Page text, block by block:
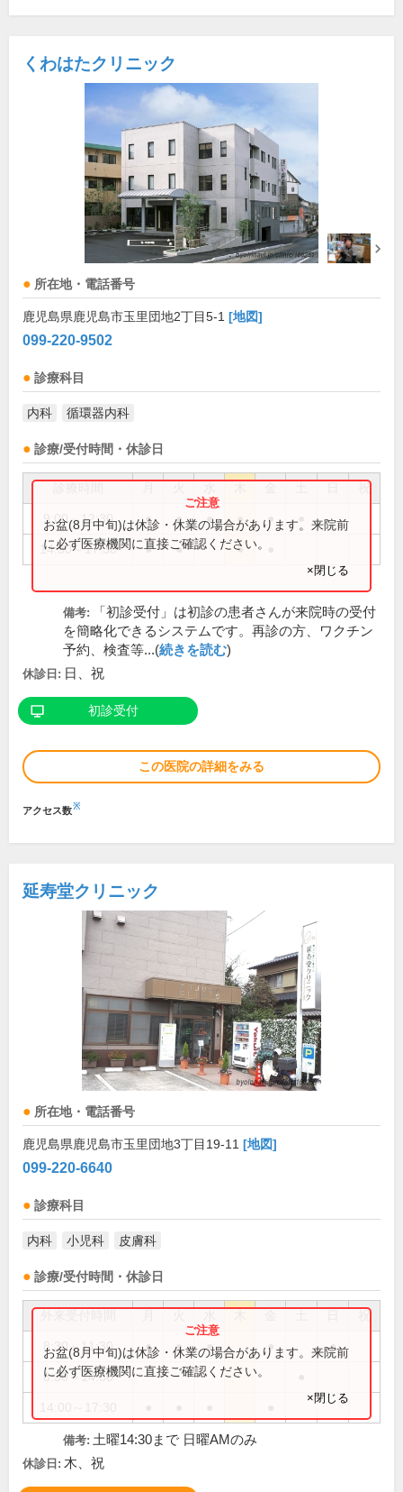
くわはたクリニック
所在地・電話番号
鹿児島県鹿児島市玉里団地2丁目5-1 [地図]
099-220-9502
診療科目
内科 循環器内科
診療/受付時間・休診日
祝
9:00～12:30 ● ● ● ● ●
14:30～17:30 ● ● ●
お盆(8月中旬)は休診・休業の場合があります。来院前
に必ず医療機関に直接ご確認ください。
×閉じる
備考:
「初診受付」は初診の患者さんが来院時の受付
を簡略化できるシステムです。再診の方、ワクチン
予約、検査等...(続きを読む)
休診日: 日、祝
初診受付
この医院の詳細をみる
アクセス数※
延寿堂クリニック
所在地・電話番号
鹿児島県鹿児島市玉里団地3丁目19-11 [地図]
099-220-6640
診療科目
内科 小児科 皮膚科
診療/受付時間・休診日
祝
8:30～11:30 ● ● ● ● ●
8:30～14:30
お盆(8月中旬)は休診・休業の場合があります。来院前
に必ず医療機関に直接ご確認ください。
×閉じる
備考: 土曜14:30まで 日曜AMのみ
休診日: 木、祝